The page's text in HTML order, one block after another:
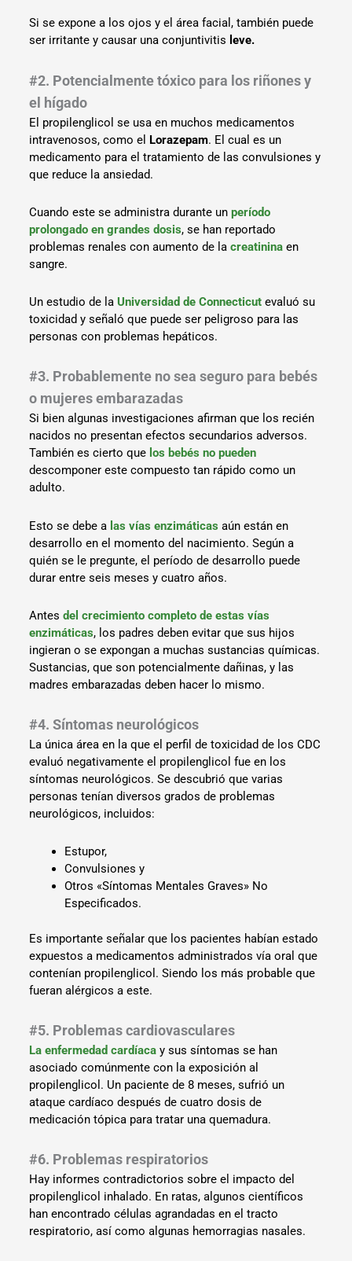
Si se expone a los ojos y el área facial, también puede
ser irritante y causar una conjuntivitis leve.
#2. Potencialmente tóxico para los riñones y
el hígado
El propilenglicol se usa en muchos medicamentos
intravenosos, como el Lorazepam. El cual es un
medicamento para el tratamiento de las convulsiones y
que reduce la ansiedad.
Cuando este se administra durante unperíodo
prolongado en grandes dosis, se han reportado
problemas renales con aumento de lacreatinina en
sangre.
Un estudio de laUniversidad de Connecticut evaluó su
toxicidad y señaló que puede ser peligroso para las
personas con problemas hepáticos.
#3. Probablemente no sea seguro para bebés
o mujeres embarazadas
Si bien algunas investigaciones afirman que los recién
nacidos no presentan efectos secundarios adversos.
También es cierto que los bebés no pueden
descomponer este compuesto tan rápido como un
adulto.
Esto se debe a las vías enzimáticas aún están en
desarrollo en el momento del nacimiento. Según a
quién se le pregunte, el período de desarrollo puede
durar entre seis meses y cuatro años.
Antesdel crecimiento completo de estas vías
enzimáticas, los padres deben evitar que sus hijos
ingieran o se expongan a muchas sustancias químicas.
Sustancias, que son potencialmente dañinas, y las
madres embarazadas deben hacer lo mismo.
#4. Síntomas neurológicos
La única área en la que el perfil de toxicidad de los CDC
evaluó negativamente el propilenglicol fue en los
síntomas neurológicos. Se descubrió que varias
personas tenían diversos grados de problemas
neurológicos, incluidos:
Estupor,
Convulsiones y
Otros «Síntomas Mentales Graves» No
Especificados.
Es importante señalar que los pacientes habían estado
expuestos a medicamentos administrados vía oral que
contenían propilenglicol. Siendo los más probable que
fueran alérgicos a este.
#5. Problemas cardiovasculares
La enfermedad cardíaca y sus síntomas se han
asociado comúnmente con la exposición al
propilenglicol. Un paciente de 8 meses, sufrió un
ataque cardíaco después de cuatro dosis de
medicación tópica para tratar una quemadura.
#6. Problemas respiratorios
Hay informes contradictorios sobre el impacto del
propilenglicol inhalado. En ratas, algunos científicos
han encontrado células agrandadas en el tracto
respiratorio, así como algunas hemorragias nasales.